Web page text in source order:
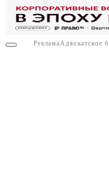
Реклама Адвокатское